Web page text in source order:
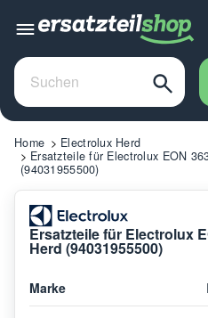
Home
Electrolux Herd
Ersatzteile für Electrolux EON
(94031955500)
Ersatzteile für Electrolux
Herd (94031955500)
Marke